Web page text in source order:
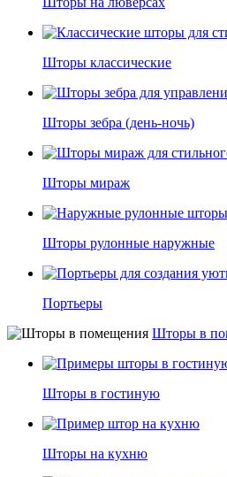
Шторы классические
Шторы зебра (день-ночь)
Шторы мираж
Шторы рулонные наружные
Портьеры
Шторы в
Шторы в гостиную
Шторы на кухню